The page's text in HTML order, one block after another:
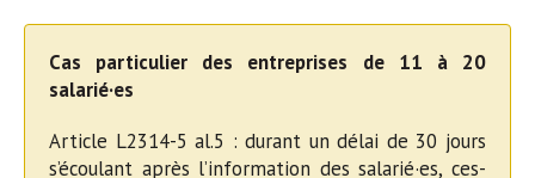
Cas particulier des entreprises de 11 à 20
salarié·es
Article L2314-5 al.5 : durant un délai de 30 jours
s’écoulant après l’information des salarié·es, ces-